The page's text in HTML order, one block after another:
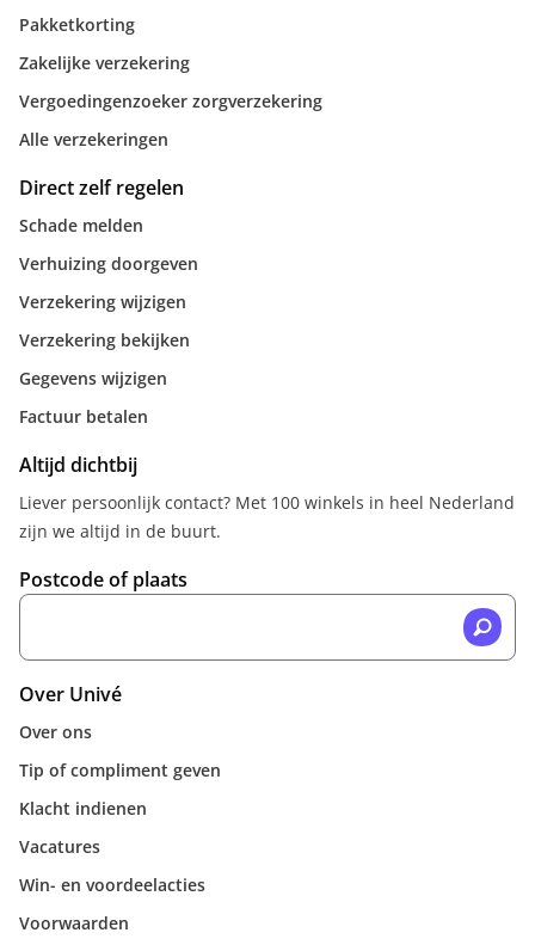
Pakketkorting
Zakelijke verzekering
Vergoedingenzoeker zorgverzekering
Alle verzekeringen
Direct zelf regelen
Schade melden
Verhuizing doorgeven
Verzekering wijzigen
Verzekering bekijken
Gegevens wijzigen
Factuur betalen
Altijd dichtbij
Liever persoonlijk contact? Met 100 winkels in heel Nederland
zijn we altijd in de buurt.
Postcode of plaats
Over Univé
Over ons
Tip of compliment geven
Klacht indienen
Vacatures
Win- en voordeelacties
Voorwaarden